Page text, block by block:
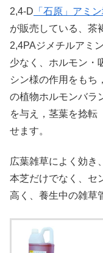
2,4-D 「石原」アミ
が販売している、茶
2,4PAジメチルアミ
少なく、ホルモン・
シン様の作用をもち
の植物ホルモンバラ
を与え，茎葉を捻転
せます。
広葉雑草によく効き
本芝だけでなく、セ
高く、養生中の雑草